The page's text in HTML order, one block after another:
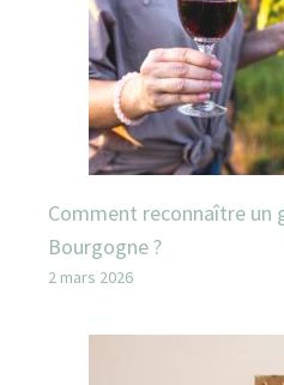
Comment reconnaître un
Bourgogne ?
2 mars 2026